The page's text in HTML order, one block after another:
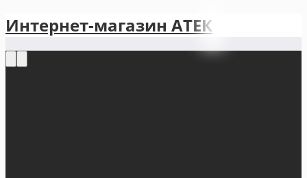
Интернет-магазин АТЕКㅤ